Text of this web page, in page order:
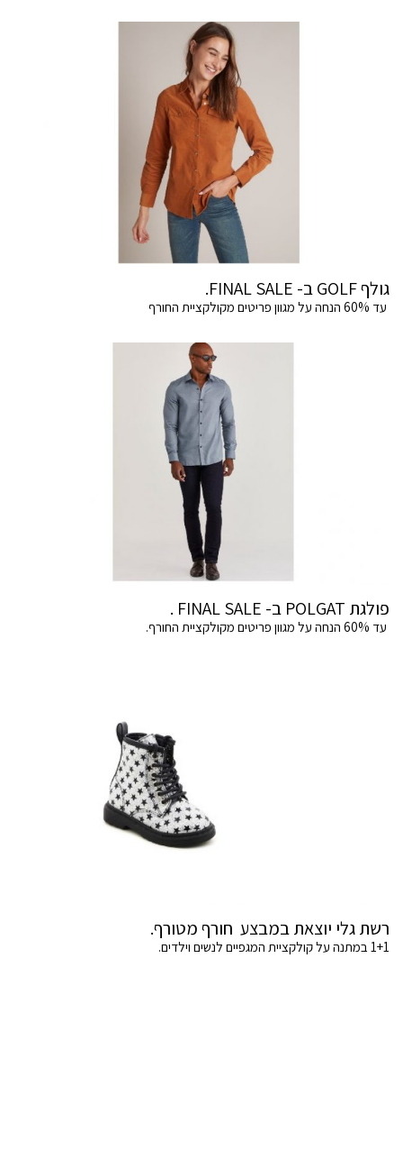
גולף GOLF ב- FINAL SALE.
עד 60% הנחה על מגוון פריטים מקולקציית החורף
פולגת POLGAT ב- FINAL SALE .
עד 60% הנחה על מגוון פריטים מקולקציית החורף.
רשת גלי יוצאת במבצע חורף מטורף.
1+1 במתנה על קולקציית המגפיים לנשים וילדים.